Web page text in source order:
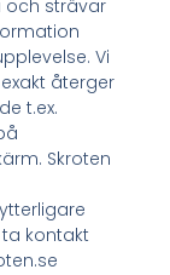
och strävar
Vi
återger
t.ex.
Skroten
kontakt